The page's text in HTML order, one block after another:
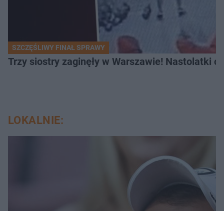
SZCZĘŚLIWY FINAŁ SPRAWY
Trzy siostry zaginęły w Warszawie! Nastolatki
LOKALNIE: